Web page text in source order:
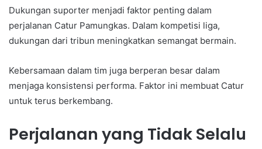
Dukungan suporter menjadi faktor penting dalam
perjalanan Catur Pamungkas. Dalam kompetisi liga,
dukungan dari tribun meningkatkan semangat bermain.
Kebersamaan dalam tim juga berperan besar dalam
menjaga konsistensi performa. Faktor ini membuat Catur
untuk terus berkembang.
Perjalanan yang Tidak Selalu